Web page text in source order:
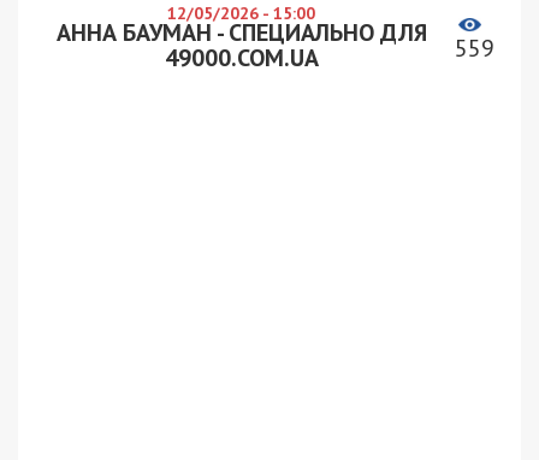
12/05/2026 - 15:00
АННА БАУМАН - СПЕЦИАЛЬНО ДЛЯ
49000.COM.UA
559